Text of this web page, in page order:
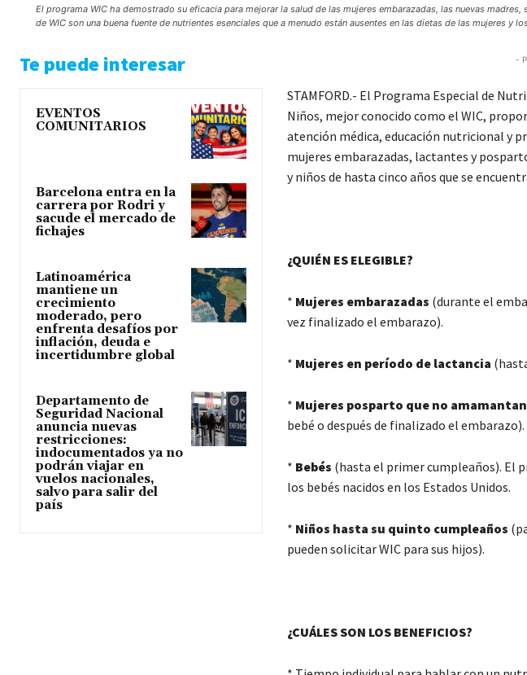
El programa WIC ha demostrado su eficacia para mejorar la salud de las mujeres embarazadas, las nuevas
de WIC son una buena fuente de nutrientes esenciales que a menudo están ausentes en las dietas de las mujeres y
Te puede interesar
EVENTOS
COMUNITARIOS
Barcelona entra en la
carrera por Rodri y
sacude el mercado de
fichajes
Latinoamérica
mantiene un
crecimiento
moderado, pero
enfrenta desafíos por
inflación, deuda e
incertidumbre global
Departamento de
Seguridad Nacional
anuncia nuevas
restricciones:
indocumentados ya no
podrán viajar en
vuelos nacionales,
salvo para salir del
país
-
STAMFORD.- El Programa Especial de
Niños, mejor conocido como el WIC,
atención médica, educación nutricional y
mujeres embarazadas, lactantes y
y niños de hasta cinco años que se
¿QUIÉN ES ELEGIBLE?
* Mujeres embarazadas (durante el
vez finalizado el embarazo).
* Mujeres en período de lactancia
* Mujeres posparto que no amamantan
bebé o después de finalizado el embarazo).
* Bebés (hasta el primer cumpleaños). El
los bebés nacidos en los Estados Unidos.
* Niños hasta su quinto cumpleaños
pueden solicitar WIC para sus hijos).
¿CUÁLES SON LOS BENEFICIOS?